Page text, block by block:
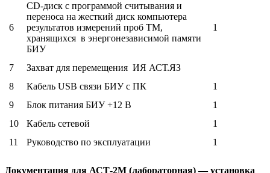
6
CD-диск с программой считывания и
переноса на жесткий диск компьютера
результатов измерений проб ТМ,
хранящихся в энергонезависимой памяти
БИУ
1
7
Захват для перемещения ИЯ АСТ.ЯЗ
8
Кабель USB связи БИУ с ПК
1
9
Блок питания БИУ +12 В
1
10
Кабель сетевой
1
11
Руководство по эксплуатации 1
Документация для АСТ-2М (лабораторная) — установка